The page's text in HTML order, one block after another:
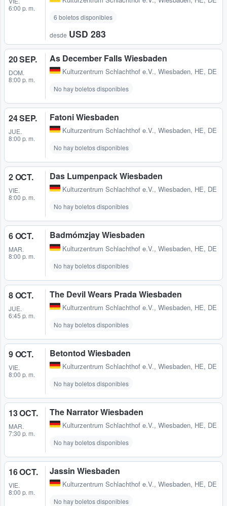
6:00 p. m.
6 boletos disponibles
desde USD 283
20 SEP.
DOM.
8:00 p. m.
As December Falls Wiesbaden
Kulturzentrum Schlachthof e.V., Wiesbaden, HE, DE
No hay boletos disponibles
24 SEP.
JUE.
8:00 p. m.
Fatoni Wiesbaden
Kulturzentrum Schlachthof e.V., Wiesbaden, HE, DE
No hay boletos disponibles
2 OCT.
VIE.
8:00 p. m.
Das Lumpenpack Wiesbaden
Kulturzentrum Schlachthof e.V., Wiesbaden, HE, DE
No hay boletos disponibles
6 OCT.
MAR.
8:00 p. m.
Badmómzjay Wiesbaden
Kulturzentrum Schlachthof e.V., Wiesbaden, HE, DE
No hay boletos disponibles
8 OCT.
JUE.
6:45 p. m.
The Devil Wears Prada Wiesbaden
Kulturzentrum Schlachthof e.V., Wiesbaden, HE, DE
No hay boletos disponibles
9 OCT.
VIE.
8:00 p. m.
Betontod Wiesbaden
Kulturzentrum Schlachthof e.V., Wiesbaden, HE, DE
No hay boletos disponibles
13 OCT.
MAR.
7:30 p. m.
The Narrator Wiesbaden
Kulturzentrum Schlachthof e.V., Wiesbaden, HE, DE
No hay boletos disponibles
16 OCT.
VIE.
8:00 p. m.
Jassin Wiesbaden
Kulturzentrum Schlachthof e.V., Wiesbaden, HE, DE
No hay boletos disponibles